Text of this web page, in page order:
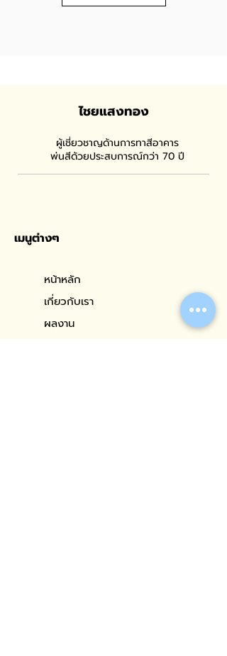
เมนูต่างๆ
ไชยแสงทอง
ผู้เชี่ยวชาญด้านการทาสีอาคาร
พ่นสีด้วยประสบการณ์กว่า 70 ปี
หน้าหลัก
เกี่ยวกับเรา
ผลงาน